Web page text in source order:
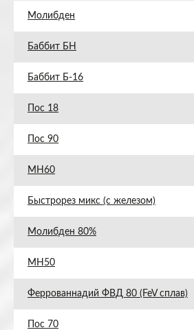
Молибден
Баббит БН
Баббит Б-16
Пос 18
Пос 90
МН60
Быстрорез микс (с железом)
Молибден 80%
МН50
Феррованнадий ФВД 80 (FeV сплав)
Пос 70